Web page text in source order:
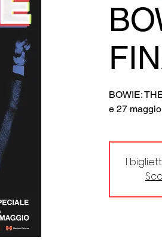
BOWIE:
e 27 maggio
I